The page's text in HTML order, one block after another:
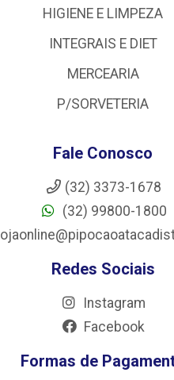
HIGIENE E LIMPEZA
INTEGRAIS E DIET
MERCEARIA
P/SORVETERIA
Fale Conosco
(32) 3373-1678
(32) 99800-1800
Redes Sociais
Instagram
Facebook
Formas de